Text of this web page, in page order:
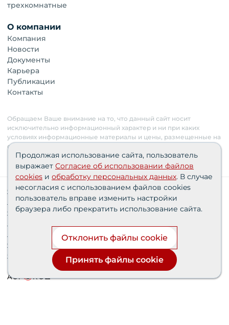
трехкомнатные
О компании
Компания
Новости
Документы
Карьера
Публикации
Контакты
Обращаем Ваше внимание на то, что данный сайт носит
исключительно информационный характер и ни при каких
условиях информационные материалы и цены, размещенные на
сайте, не являются публичной офертой. Застройщик имеет
право изменять стоимость объектов.
Сведения о реализуемых требованиях к защите
персональных данных АО «СЗ «Партнер‑Строй»»
Согласия пользователей
Политика персональных данных
Финансирование строительства при поддержке
банка дом.рф
Разработка и продвижение сайта —
Продолжая использование сайта, пользователь
выражает Согласие об использовании файлов
cookies и обработку персональных данных. В случае
несогласия с использованием файлов cookies
пользователь вправе изменить настройки
браузера либо прекратить использование сайта.
Отклонить файлы cookie
Принять файлы cookie